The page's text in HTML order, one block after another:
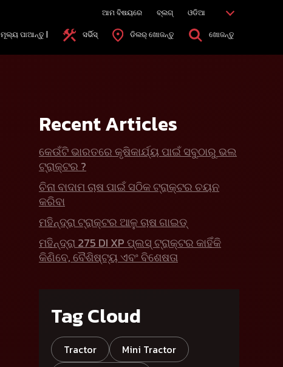
ଆମ ବିଷୟରେ ବ୍ଲଗ୍ ଓଡିଆ
ମୂଲ୍ୟ ପାଆନ୍ତୁ | ସର୍ଭିସ୍ ଡିଲର୍ ଖୋଜନ୍ତୁ ଖୋଜନ୍ତୁ
Recent Articles
କେଉଁଟି ଭାରତରେ କୃଷିକାର୍ଯ୍ୟ ପାଇଁ ସବୁଠାରୁ ଭଲ
ଟ୍ରାକ୍ଟର ?
ଚିନା ବାଦାମ ଚାଷ ପାଇଁ ସଠିକ ଟ୍ରାକ୍ଟର ଚୟନ
କରିବା
ମହିନ୍ଦ୍ରା ଟ୍ରାକ୍ଟର ଆଳୁ ଚାଷ ଗାଇଡ୍
ମହିନ୍ଦ୍ରା 275 DI XP ପ୍ଲସ୍ ଟ୍ରାକ୍ଟର କାହିଁକି
କିଣିବେ, ବୈଶିଷ୍ଟ୍ୟ ଏବଂ ବିଶେଷତା
Tag Cloud
Tractor
Mini Tractor